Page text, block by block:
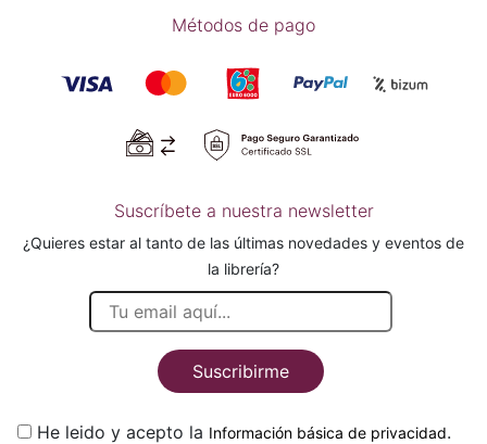
Métodos de pago
Suscríbete a nuestra newsletter
¿Quieres estar al tanto de las últimas novedades y eventos de
la librería?
Suscribirme
He leido y acepto la Información básica de privacidad.